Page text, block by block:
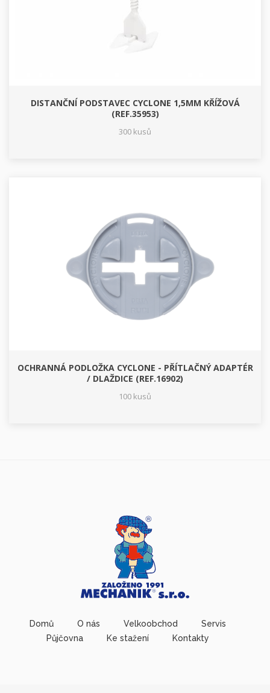
DISTANČNÍ PODSTAVEC CYCLONE 1,5MM KŘÍŽOVÁ
(REF.35953)
300 kusů
OCHRANNÁ PODLOŽKA CYCLONE - PŘÍTLAČNÝ ADAPTÉR
/ DLAŽDICE (REF.16902)
100 kusů
Domů O nás Velkoobchod
Servis
Půjčovna
Ke stažení Kontakty